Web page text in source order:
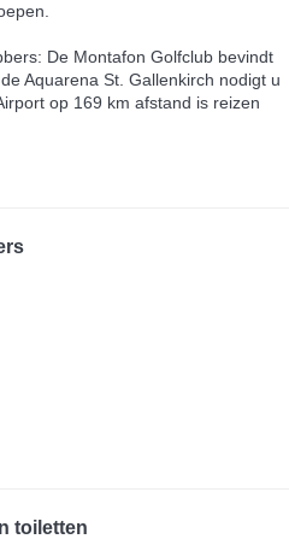
De Montafon Golfclub bevindt
Aquarena St. Gallenkirch nodigt u
op 169 km afstand is reizen
toiletten